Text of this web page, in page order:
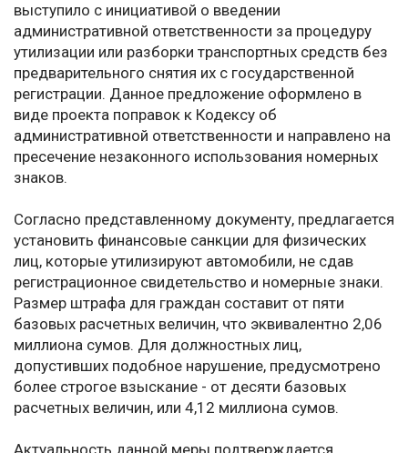
выступило с инициативой о введении
административной ответственности за процедуру
утилизации или разборки транспортных средств без
предварительного снятия их с государственной
регистрации. Данное предложение оформлено в
виде проекта поправок к Кодексу об
административной ответственности и направлено на
пресечение незаконного использования номерных
знаков.
Согласно представленному документу, предлагается
установить финансовые санкции для физических
лиц, которые утилизируют автомобили, не сдав
регистрационное свидетельство и номерные знаки.
Размер штрафа для граждан составит от пяти
базовых расчетных величин, что эквивалентно 2,06
миллиона сумов. Для должностных лиц,
допустивших подобное нарушение, предусмотрено
более строгое взыскание - от десяти базовых
расчетных величин, или 4,12 миллиона сумов.